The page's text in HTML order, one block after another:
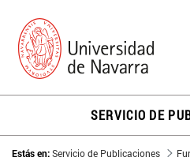
SERVICIO DE
Estás en:Servicio de Publicaciones